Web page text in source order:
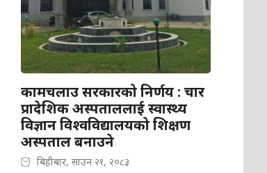
कामचलाउ सरकारको निर्णय : चार
प्रादेशिक अस्पताललाई स्वास्थ्य
विज्ञान विश्वविद्यालयको शिक्षण
अस्पताल बनाउने
बिहीबार, साउन २१, २०८३